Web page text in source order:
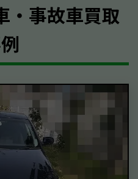
・事故車買取